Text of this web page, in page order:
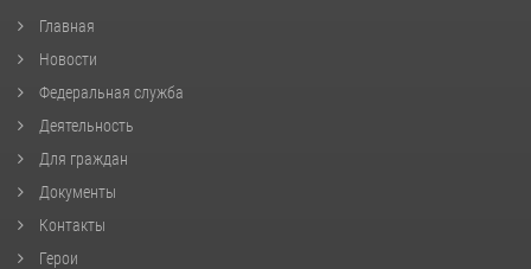
Главная
Новости
Федеральная служба
Деятельность
Для граждан
Документы
Контакты
Герои